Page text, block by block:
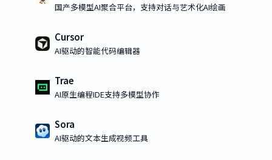
国产多模型AI聚合平台，支持对话与艺术化AI绘画
Cursor
AI驱动的智能代码编辑器
Trae
AI原生编程IDE支持多模型协作
Sora
AI驱动的文本生成视频工具